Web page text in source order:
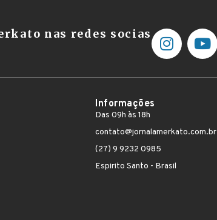
nas redes socias
Informações
Das 09h às 18h
contato@jornalamerkato.com.br
(27) 9 9232 0985
Espirito Santo - Brasil